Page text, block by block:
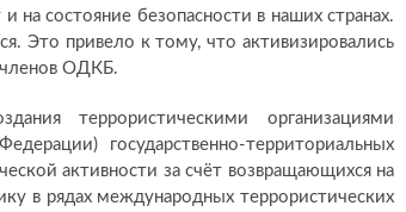
на состояние безопасности в наших странах.
Это привело к тому, что активизировались
членов ОДКБ.
террористическими организациями
государственно-территориальных
активности за счёт возвращающихся на
в рядах международных террористических